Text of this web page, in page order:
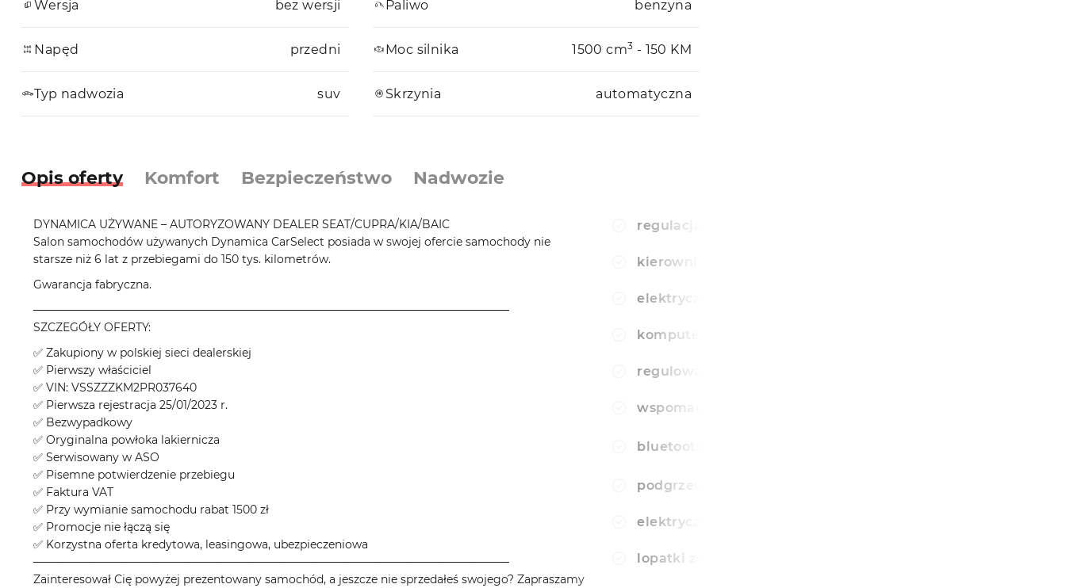
Wersja bez wersji
Napęd przedni
Typ nadwozia suv
Paliwo benzyna
Moc silnika 1500 cm3 - 150 KM
Skrzynia automatyczna
Opis oferty Komfort Bezpieczeństwo Nadwozie
DYNAMICA UŻYWANE – AUTORYZOWANY DEALER SEAT/CUPRA/KIA/BAIC
Salon samochodów używanych Dynamica CarSelect posiada w swojej ofercie samochody nie
starsze niż 6 lat z przebiegami do 150 tys. kilometrów.
Gwarancja fabryczna.
────────────────────────────────────────────────────────────
SZCZEGÓŁY OFERTY:
✅ Zakupiony w polskiej sieci dealerskiej
✅ Pierwszy właściciel
✅ VIN: VSSZZZKM2PR037640
✅ Pierwsza rejestracja 25/01/2023 r.
✅ Bezwypadkowy
✅ Oryginalna powłoka lakiernicza
✅ Serwisowany w ASO
✅ Pisemne potwierdzenie przebiegu
✅ Faktura VAT
✅ Przy wymianie samochodu rabat 1500 zł
✅ Promocje nie łączą się
✅ Korzystna oferta kredytowa, leasingowa, ubezpieczeniowa
────────────────────────────────────────────────────────────
Zainteresował Cię powyżej prezentowany samochód, a jeszcze nie sprzedałeś swojego? Zapraszamy
regulacja wysokosci fotela
kierownica wielofunkcyjna
elektryczne szyby tylne
komputer pokladowy
regulowana kierownica
wspomaganie kierownicy
bluetooth
podgrzewana tylna szyba
elektrycznie ustawiane fotele
lopatki zmiany biegow